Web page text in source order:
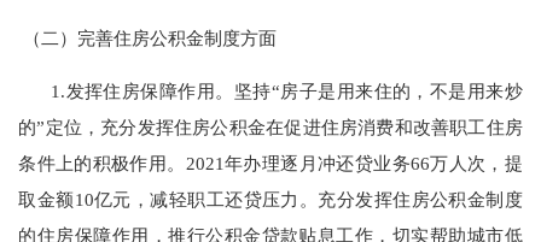
（二）完善住房公积金制度方面
1.发挥住房保障作用。坚持“房子是用来住的，不是用来炒
的”定位，充分发挥住房公积金在促进住房消费和改善职工住房
条件上的积极作用。 2021年办理逐月冲还贷业务66万人次，提
取金额10亿元，减轻职工还贷压力。充分发挥住房公积金制度
的住房保障作用，推行公积金贷款贴息工作，切实帮助城市低